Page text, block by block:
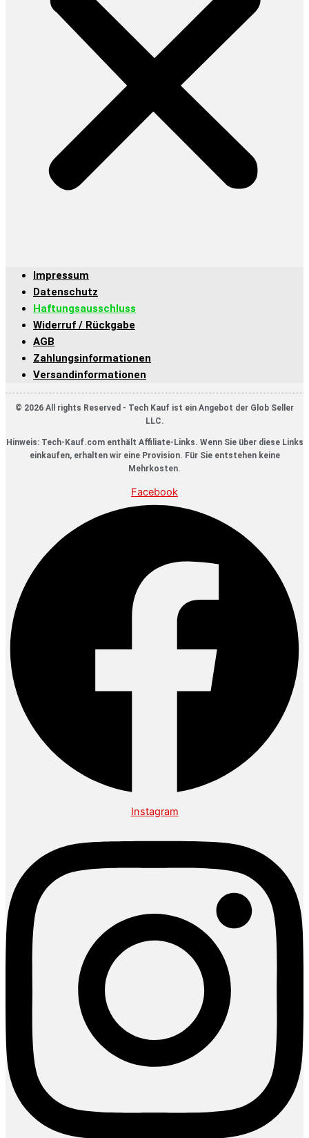
Impressum
Datenschutz
Haftungsausschluss
Widerruf / Rückgabe
AGB
Zahlungsinformationen
Versandinformationen
© 2026 All rights Reserved - Tech Kauf ist ein Angebot der Glob Seller
LLC.
Hinweis: Tech-Kauf.com enthält Affiliate-Links. Wenn Sie über diese Links
einkaufen, erhalten wir eine Provision. Für Sie entstehen keine
Mehrkosten.
Facebook
Instagram